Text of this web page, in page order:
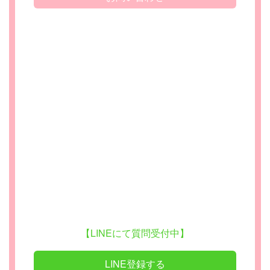
【LINEにて質問受付中】
LINE登録する